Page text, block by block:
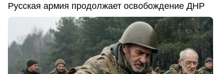
Русская армия продолжает освобождение ДНР